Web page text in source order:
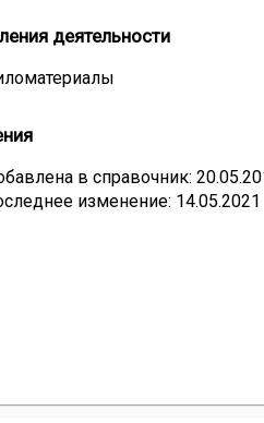
деятельности
в справочник:
изменение: 14.05.2021